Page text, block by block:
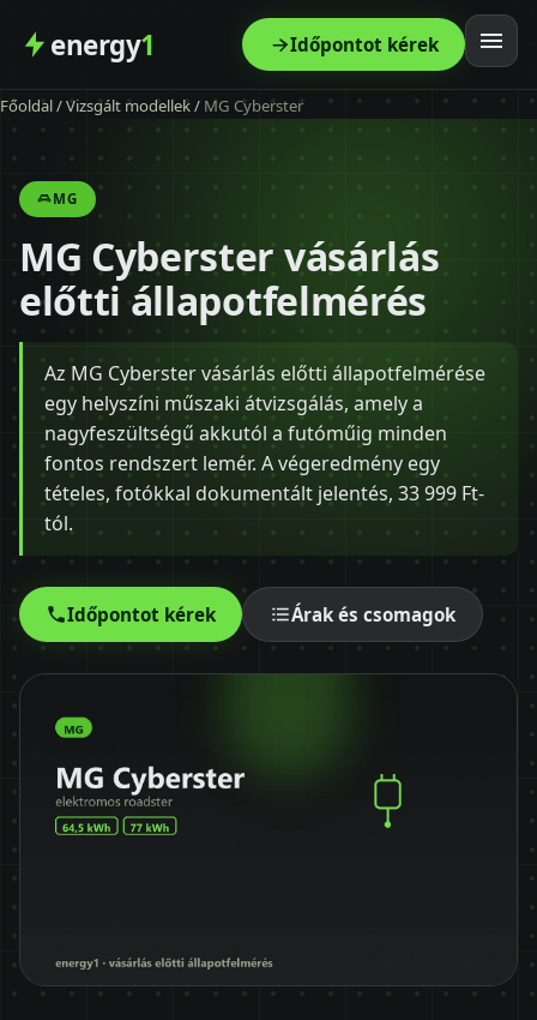
energy1 Időpontot kérek
Főoldal
Szolgáltatás
Árak
Modellek
Kapcsolat
Blog
+36 30 680 7511
Főoldal/Vizsgált modellek/ MG Cyberster
MG
MG Cyberster vásárlás
előtti állapotfelmérés
Az MG Cyberster vásárlás előtti állapotfelmérése
egy helyszíni műszaki átvizsgálás, amely a
nagyfeszültségű akkutól a futóműig minden
fontos rendszert lemér. A végeredmény egy
tételes, fotókkal dokumentált jelentés, 33 999 Ft-
tól.
Időpontot kérek Árak és csomagok